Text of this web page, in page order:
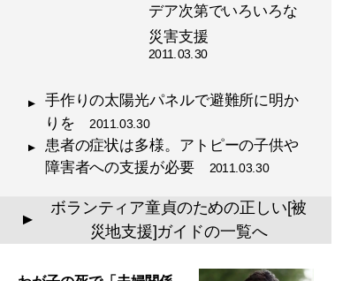
デア次第でいろいろな
災害支援
2011.03.30
手作りの太陽光パネルで避難所に明か
りを 2011.03.30
患者の症状は多様。アトピーの子供や
障害者への支援が必要
2011.03.30
▲
ボランティア童貞のための正しい[被
災地支援]ガイドの一覧へ